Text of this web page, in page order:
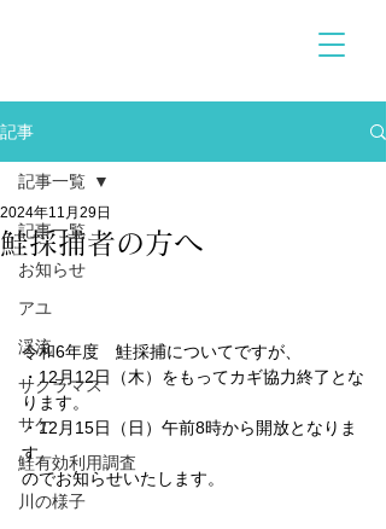
記事
記事一覧
お知らせ
アユ
渓流
サクラマス
サケ
鮭有効利用調査
川の様子
記事一覧
鮭採捕者の方へ
2024年11月29日
令和6年度　鮭採捕についてですが、
・12月12日（木）をもってカギ協力終了とな
ります。
・12月15日（日）午前8時から開放となりま
す。
のでお知らせいたします。